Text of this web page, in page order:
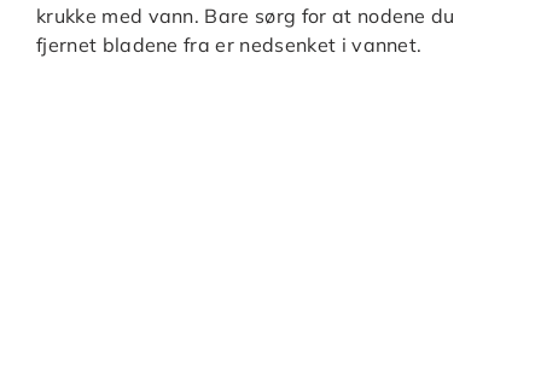
krukke med vann. Bare sørg for at nodene du
fjernet bladene fra er nedsenket i vannet.